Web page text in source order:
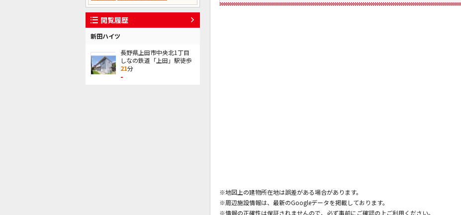
閲覧履歴
新田ハイツ
長野県上田市中央北1丁目
しなの鉄道「上田」駅徒歩
21分
-
※地図上の建物所在地は誤差がある場合があります。
※周辺施設情報は、最新のGoogleデータを掲載しております。
※情報の正確性は保証されませんので、必ず事前にご確認の上ご利用ください。